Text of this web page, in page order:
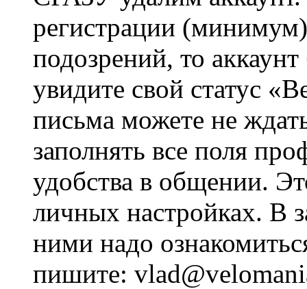
регистрации
подозрений, то
увидите свой статус
письма можете не
заполнять все поля
удобства в общении.
личных настройках. В
ними надо
пишите: